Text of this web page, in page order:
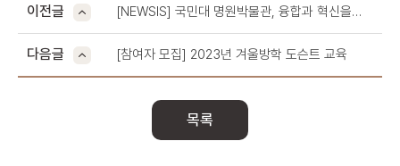
이전글
[NEWSIS] 국민대 명원박물관, 융합과 혁신을
다음글 [참여자 모집] 2023년 겨울방학 도슨트 교육
목록